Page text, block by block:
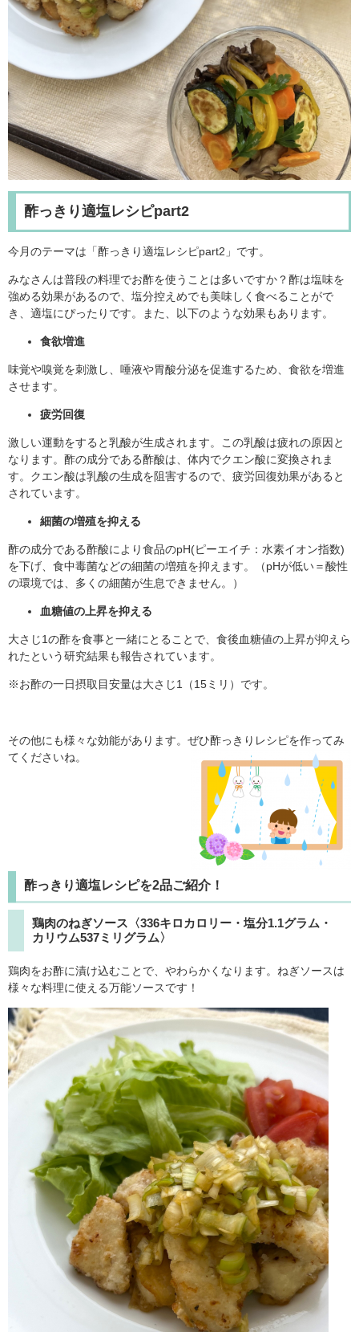
酢っきり適塩レシピpart2
今月のテーマは「酢っきり適塩レシピpart2」です。
​みなさんは普段の料理でお酢を使うことは多いですか？酢は塩味を
強める効果があるので、塩分控えめでも美味しく食べることがで
き、適塩にぴったりです。また、以下のような効果もあります。
食欲増進
味覚や嗅覚を刺激し、唾液や胃酸分泌を促進するため、食欲を増進
させます。
疲労回復
激しい運動をすると乳酸が生成されます。この乳酸は疲れの原因と
なります。酢の成分である酢酸は、体内でクエン酸に変換されま
す。クエン酸は乳酸の生成を阻害するので、疲労回復効果があると
されています。
細菌の増殖を抑える
酢の成分である酢酸により食品のpH(ピーエイチ：水素イオン指数)
を下げ、食中毒菌などの細菌の増殖を抑えます。（pHが低い＝酸性
の環境では、多くの細菌が生息できません。）
血糖値の上昇を抑える
大さじ1の酢を食事と一緒にとることで、食後血糖値の上昇が抑えら
れたという研究結果も報告されています。
※お酢の一日摂取目安量は大さじ1（15ミリ）です。
その他にも様々な効能があります。ぜひ酢っきりレシピを作ってみ
てくださいね。
酢っきり適塩レシピを2品ご紹介！
鶏肉のねぎソース〈336キロカロリー・塩分1.1グラム・
カリウム537ミリグラム〉
鶏肉をお酢に漬け込むことで、やわらかくなります。ねぎソースは
様々な料理に使える万能ソースです！